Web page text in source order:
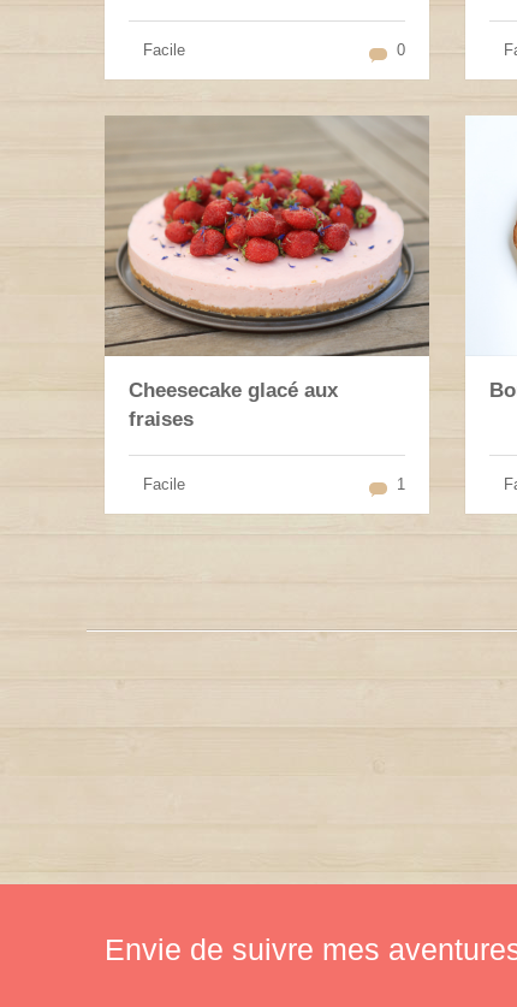
Facile 0
Cheesecake glacé aux
fraises
Facile 1
Envie de suivre mes